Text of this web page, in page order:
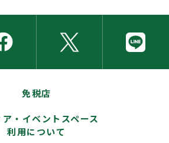
免税店
ア・イベントスペース
利用について